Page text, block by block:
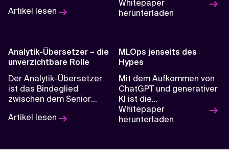
datengesteuerten,
Artikel lesen
Unternehmen zu werden.
Whitepaper
herunterladen
Analytik-Übersetzer – die
unverzichtbare Rolle
Der Analytik-Übersetzer
ist das Bindeglied
zwischen dem Senior
Unternehmen und den
Artikel lesen
MLOps jenseits des
Hypes
Mit dem Aufkommen von
ChatGPT und generativer
KI ist die
wahrgenommene Wirkung
von KI auf ihrem
für maschinelles Lernen
Whitepaper
herunterladen